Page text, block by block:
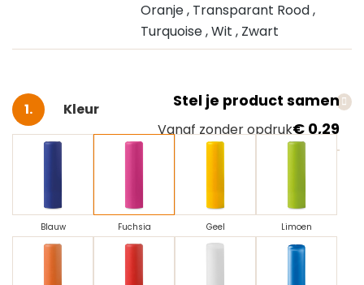
Oranje, Transparant Rood,
Turquoise, Wit , Zwart
Stel je product samen
Vanaf zonder opdruk€ 0,29
Selecteer
Kleur
Blauw Fuchsia Geel Limoen